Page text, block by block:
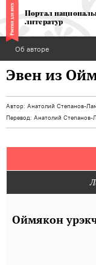
Портал
литератур
Об авторе
Эвен из
Автор: Анатолий Степанов-
Перевод: Анатолий Степанов-
Оймякон